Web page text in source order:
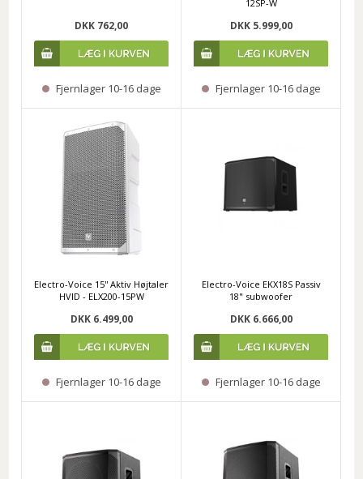
DKK 762,00
Fjernlager 10-16 dage
12SP-W
DKK 5.999,00
Fjernlager 10-16 dage
Electro-Voice 15'' Aktiv Højtaler
HVID - ELX200-15PW
DKK 6.499,00
Fjernlager 10-16 dage
Electro-Voice EKX18S Passiv
18" subwoofer
DKK 6.666,00
Fjernlager 10-16 dage